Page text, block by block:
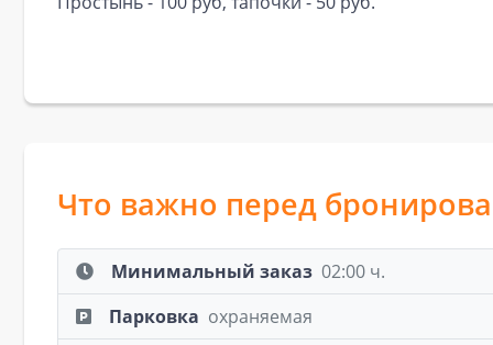
Что важно перед
Минимальный заказ 02:00 ч.
Парковка охраняемая